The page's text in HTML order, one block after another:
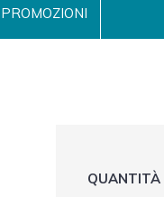
PROMOZIONI
QUANTITÀ